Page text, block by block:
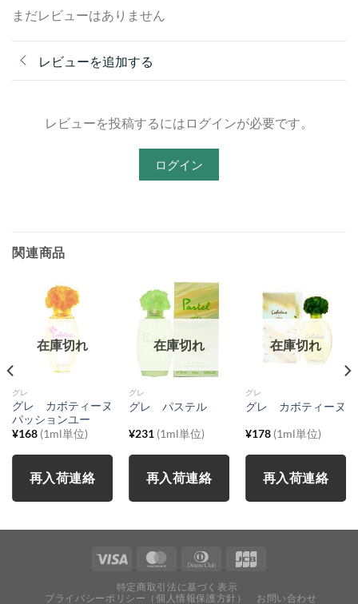
まだレビューはありません
レビューを追加する
レビューを投稿するにはログインが必要です。
ログイン
関連商品
在庫切れ
グレ
グレ カボティーヌ
パッションユー
¥168 (1ml単位)
再入荷連絡
在庫切れ
グレ
グレ パステル
¥231 (1ml単位)
再入荷連絡
在庫切れ
グレ
グレ カボティーヌ
¥178 (1ml単位)
再入荷連絡
特定商取引法に基づく表示
プライバシーポリシー（個人情報保護方針）
お問い合わせ